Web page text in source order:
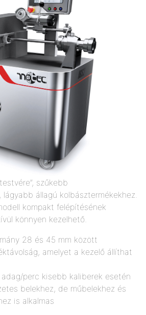
szűkebb
állagú kolbásztermékekhez.
kompakt felépítésének
könnyen kezelhető.
28 és 45 mm között
amelyet a kezelő állíthat
perc kisebb kaliberek esetén
belekhez, de műbelekhez és
is alkalmas